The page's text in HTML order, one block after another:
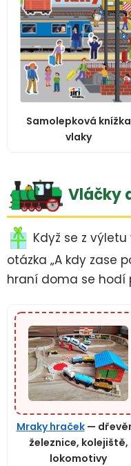
Samolepková knížka
vlaky
Vláčky
Když se z
otázka „A kdy zase
hraní doma se hodí
Mraky hraček—
železnice, kolejiště,
lokomotivy